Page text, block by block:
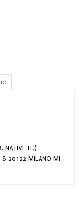
NATIVE IT.)
8 20122 MILANO MI